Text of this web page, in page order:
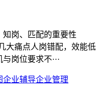
岗、匹配的重要性
大痛点人岗错配，效能低
岗位要求不···
企业辅导企业管理